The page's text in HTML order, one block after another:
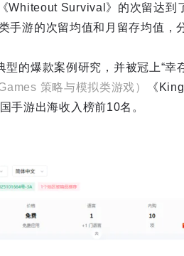
Whiteout Survival》的次留达到
游的次留均值和月留存均值，
的爆款案例研究，并被冠上“幸
策略与模拟类游戏）
《
手游出海收入榜前10名。